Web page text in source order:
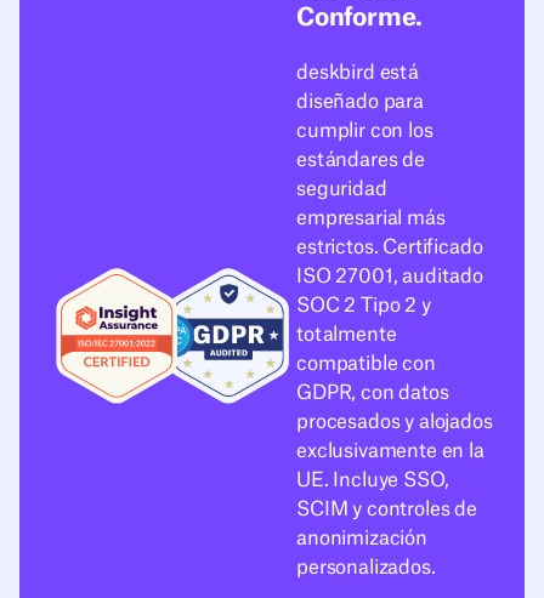
Conforme.
deskbird está
diseñado para
cumplir con los
estándares de
seguridad
empresarial más
estrictos. Certificado
ISO 27001, auditado
SOC 2 Tipo 2 y
totalmente
compatible con
GDPR, con datos
procesados y alojados
exclusivamente en la
UE. Incluye SSO,
SCIM y controles de
anonimización
personalizados.